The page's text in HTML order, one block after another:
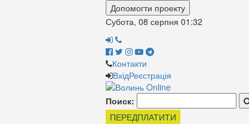
Допомогти проекту
Субота, 08 серпня 01:32
Контакти
ВхідРеєстрація
Поиск:
ПЕРЕДПЛАТИТИ